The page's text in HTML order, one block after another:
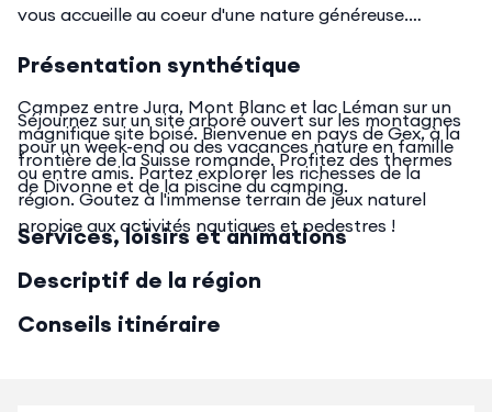
vous accueille au coeur d'une nature généreuse.
Séjournez sur un site arboré ouvert sur les montagnes
pour un week-end ou des vacances nature en famille
ou entre amis. Partez explorer les richesses de la
région. Goutez à l'immense terrain de jeux naturel
propice aux activités nautiques et pedestres !
Présentation synthétique
Campez entre Jura, Mont Blanc et lac Léman sur un
magnifique site boisé. Bienvenue en pays de Gex, à la
frontière de la Suisse romande. Profitez des thermes
de Divonne et de la piscine du camping.
Services, loisirs et animations
Descriptif de la région
Conseils itinéraire